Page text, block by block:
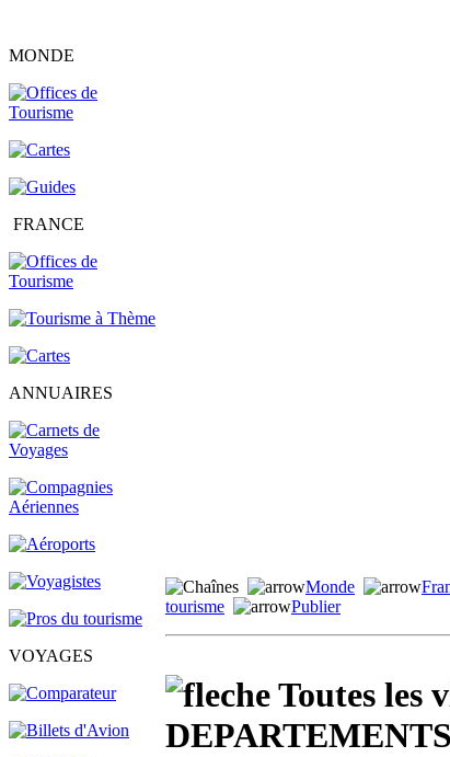
MONDE
FRANCE
ANNUAIRES
VOYAGES
Monde
tourisme
Publier
Toutes les
DEPARTEMENTS